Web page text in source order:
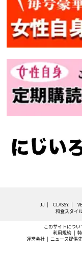
JJ CLASSY.
和食スタイ
このサイトについ
利用規約
運営会社
ニュース提供先